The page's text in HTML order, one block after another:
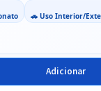
🚗 Uso Interior/
Adicionar